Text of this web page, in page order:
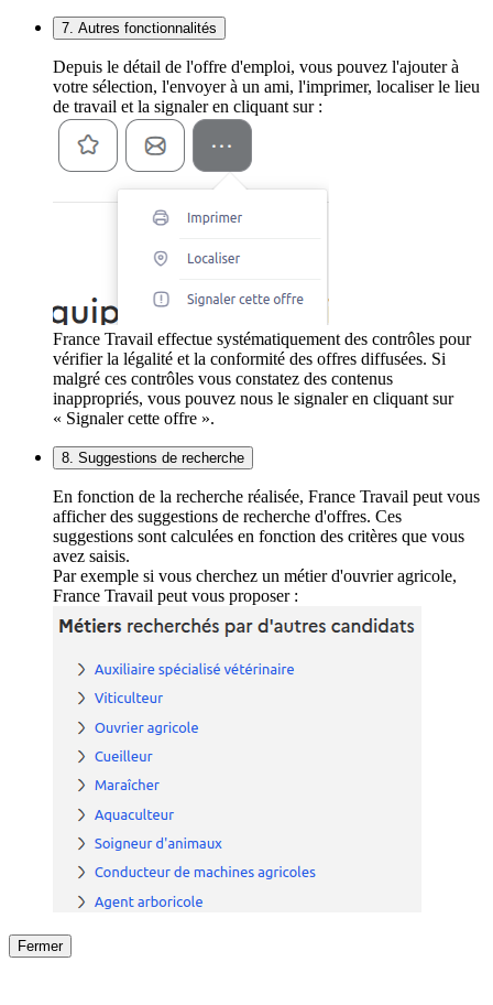
7. Autres fonctionnalités
Depuis le détail de l'offre d'emploi, vous pouvez l'ajouter à
votre sélection, l'envoyer à un ami, l'imprimer, localiser le lieu
de travail et la signaler en cliquant sur :
France Travail effectue systématiquement des contrôles pour
vérifier la légalité et la conformité des offres diffusées. Si
malgré ces contrôles vous constatez des contenus
inappropriés, vous pouvez nous le signaler en cliquant sur
« Signaler cette offre ».
8. Suggestions de recherche
En fonction de la recherche réalisée, France Travail peut vous
afficher des suggestions de recherche d'offres. Ces
suggestions sont calculées en fonction des critères que vous
avez saisis.
Par exemple si vous cherchez un métier d'ouvrier agricole,
France Travail peut vous proposer :
Fermer